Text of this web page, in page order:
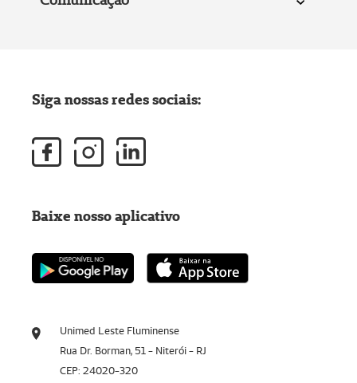
Unimed Leste Fluminense
Rua Dr. Borman, 51 - Niterói - RJ
CEP: 24020-320
Siga nossas redes sociais:
Baixe nosso aplicativo